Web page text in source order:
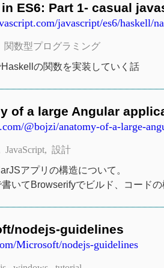
ES6: Part 1- casual
javascript/es6/haskell/
関数型プログラミング
の関数を実装していく話
of a large Angular
@bojzi/anatomy-of-a-large-
JavaScript 設計
アプリの構造について。
いてBrowserifyでビルド、コード
nodejs-guidelines
Microsoft/nodejs-guidelines